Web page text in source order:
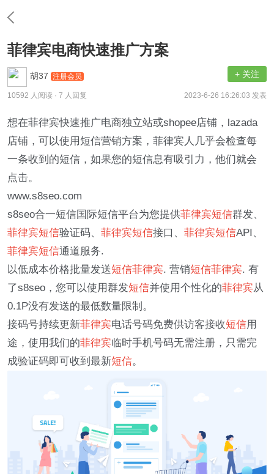
菲律宾电商快速推广方案
胡37 注册会员 + 关注
10592 人阅读 · 7 人回复 2023-6-26 16:26:03 发表
想在菲律宾快速推广电商独立站或shopee店铺，lazada
店铺，可以使用短信营销方案，菲律宾人几乎会检查每
一条收到的短信，如果您的短信息有吸引力，他们就会
点击。
www.s8seo.com
s8seo合一短信国际短信平台为您提供菲律宾短信群发、
菲律宾短信验证码、 菲律宾短信接口、 菲律宾短信API、
菲律宾短信通道服务.
以低成本价格批量发送短信菲律宾. 营销短信菲律宾. 有
了s8seo，您可以使用群发短信并使用个性化的菲律宾从
0.1P没有发送的最低数量限制。
接码号持续更新菲律宾电话号码免费供访客接收短信用
途，使用我们的菲律宾临时手机号码无需注册，只需完
成验证码即可收到最新短信。